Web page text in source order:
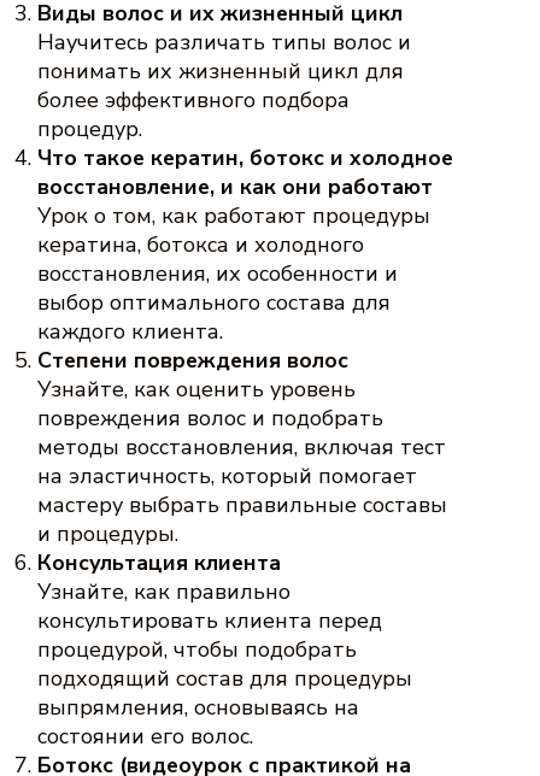
Виды волос и их жизненный цикл
Научитесь различать типы волос и
понимать их жизненный цикл для
более эффективного подбора
процедур.
Что такое кератин, ботокс и холодное
восстановление, и как они работают
Урок о том, как работают процедуры
кератина, ботокса и холодного
восстановления, их особенности и
выбор оптимального состава для
каждого клиента.
Степени повреждения волос
Узнайте, как оценить уровень
повреждения волос и подобрать
методы восстановления, включая тест
на эластичность, который помогает
мастеру выбрать правильные составы
и процедуры.
Консультация клиента
Узнайте, как правильно
консультировать клиента перед
процедурой, чтобы подобрать
подходящий состав для процедуры
выпрямления, основываясь на
состоянии его волос.
Ботокс (видеоурок с практикой на